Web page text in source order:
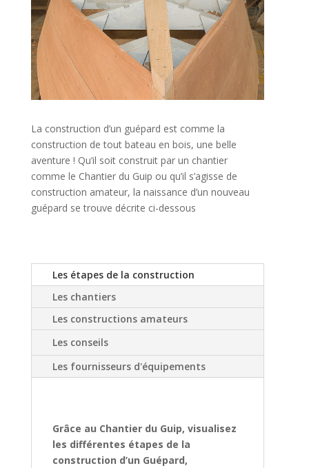
La construction d’un guépard est comme la
construction de tout bateau en bois, une belle
aventure ! Qu’il soit construit par un chantier
comme le Chantier du Guip ou qu’il s’agisse de
construction amateur, la naissance d’un nouveau
guépard se trouve décrite ci-dessous
Les étapes de la construction
Les chantiers
Les constructions amateurs
Les conseils
Les fournisseurs d'équipements
Grâce au Chantier du Guip, visualisez
les différentes étapes de la
construction d’un Guépard,